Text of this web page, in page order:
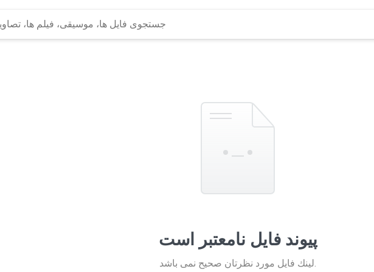
پیوند فایل نامعتبر است
لينك فايل مورد نظرتان صحيح نمی باشد.